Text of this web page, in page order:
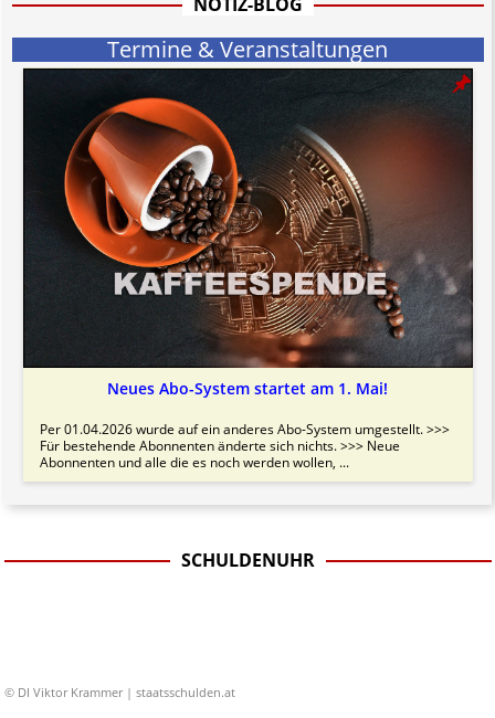
Termine & Veranstaltungen
Neues Abo-System startet am 1. Mai!
Per 01.04.2026 wurde auf ein anderes Abo-System umgestellt. >>>
Für bestehende Abonnenten änderte sich nichts. >>> Neue
Abonnenten und alle die es noch werden wollen, ...
SCHULDENUHR
© DI Viktor Krammer | staatsschulden.at